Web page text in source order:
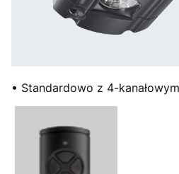
• Standardowo z 4-